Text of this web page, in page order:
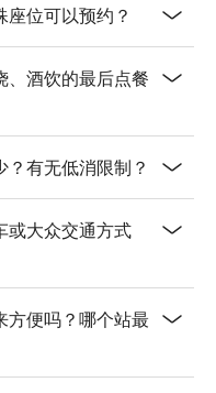
位可以预约？
、酒饮的最后点餐
有无低消限制？
或大众交通方式
方便吗？哪个站最